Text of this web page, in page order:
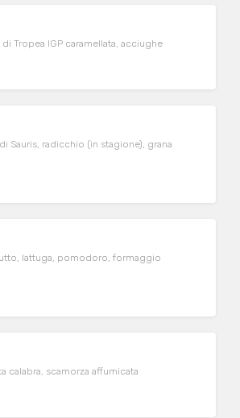
Tropea IGP caramellata, acciughe
Sauris, radicchio (in stagione), grana
lattuga, pomodoro, formaggio
calabra, scamorza affumicata